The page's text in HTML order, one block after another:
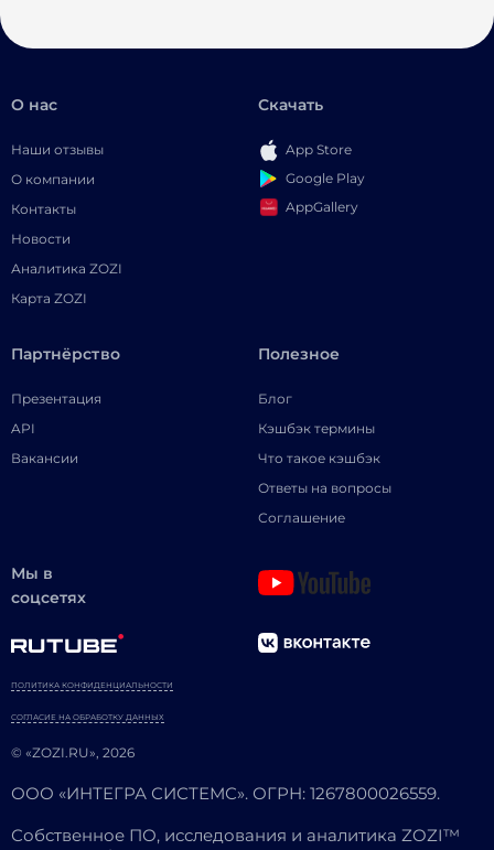
О нас
Наши отзывы
О компании
Контакты
Новости
Аналитика ZOZI
Карта ZOZI
Скачать
App Store
Google Play
AppGallery
Партнёрство
Презентация
API
Вакансии
Полезное
Блог
Кэшбэк термины
Что такое кэшбэк
Ответы на вопросы
Соглашение
Мы в
соцсетях
© «ZOZI.RU», 2026
ПОЛИТИКА КОНФИДЕНЦИАЛЬНОСТИ
СОГЛАСИЕ НА ОБРАБОТКУ ДАННЫХ
ООО «ИНТЕГРА СИСТЕМС». ОГРН: 1267800026559.
Собственное ПО, исследования и аналитика ZOZI™